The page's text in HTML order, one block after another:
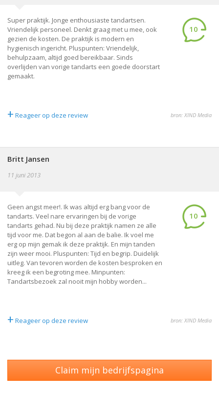
Super praktijk. Jonge enthousiaste tandartsen.
Vriendelijk personeel. Denkt graag met u mee, ook
gezien de kosten. De praktijk is modern en
hygienisch ingericht. Pluspunten: Vriendelijk,
behulpzaam, altijd goed bereikbaar. Sinds
overlijden van vorige tandarts een goede doorstart
gemaakt.
10
+ Reageer op deze review bron: XIND Media
Britt Jansen
11 juni 2013
Geen angst meer!. Ik was altijd erg bang voor de
tandarts. Veel nare ervaringen bij de vorige
tandarts gehad. Nu bij deze praktijk namen ze alle
tijd voor me. Dat begon al aan de balie. Ik voel me
erg op mijn gemak ik deze praktijk. En mijn tanden
zijn weer mooi. Pluspunten: Tijd en begrip. Duidelijk
uitleg. Van tevoren worden de kosten besproken en
kreeg ik een begroting mee. Minpunten:
Tandartsbezoek zal nooit mijn hobby worden...
10
+ Reageer op deze review bron: XIND Media
Claim mijn bedrijfspagina